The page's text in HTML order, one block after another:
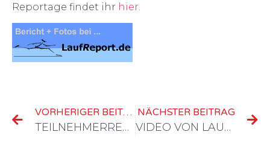
Reportage findet ihr hier
VORHERIGER BEITRAG
TEILNEHMERREKORD, ABER AUCH PROBLEME BEIM LAHNTALLAUF
NÄCHSTER BEITRAG
VIDEO VON LAUFEN-IN-DORTMUND.DE VOM 31. LAHNTALLAUF